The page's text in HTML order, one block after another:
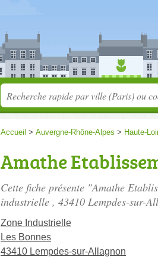
Accueil > Auvergne-Rhône-Alpes > Haute-
Amathe
Cette fiche présente "Amathe
industrielle , 43410 Lempdes-sur-
Zone Industrielle
Les Bonnes
43410 Lempdes-sur-Allagnon